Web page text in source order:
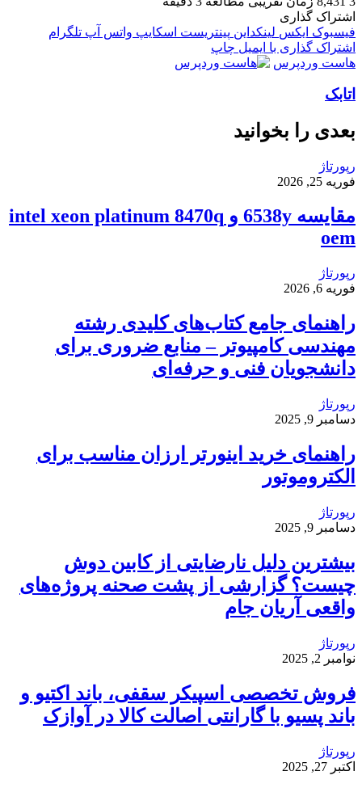
اشتراک گذاری
فیسبوک ایکس لینکداین پینتریست اسکایپ واتس آپ تلگرام
اشتراک گذاری با ایمیل چاپ
هاست وردپرس
اتابک
بعدی را بخوانید
رپورتاژ
فوریه 25, 2026
مقایسه 6538y و intel xeon platinum 8470q
oem
رپورتاژ
فوریه 6, 2026
راهنمای جامع کتاب‌های کلیدی رشته
مهندسی کامپیوتر – منابع ضروری برای
دانشجویان فنی و حرفه‌ای
رپورتاژ
دسامبر 9, 2025
راهنمای خرید اینورتر ارزان مناسب برای
الکتروموتور
رپورتاژ
دسامبر 9, 2025
بیشترین دلیل نارضایتی از کابین دوش
چیست؟ گزارشی از پشت صحنه پروژه‌های
واقعی آریان جام
رپورتاژ
نوامبر 2, 2025
فروش تخصصی اسپیکر سقفی، باند اکتیو و
باند پسیو با گارانتی اصالت کالا در آوازک
رپورتاژ
اکتبر 27, 2025